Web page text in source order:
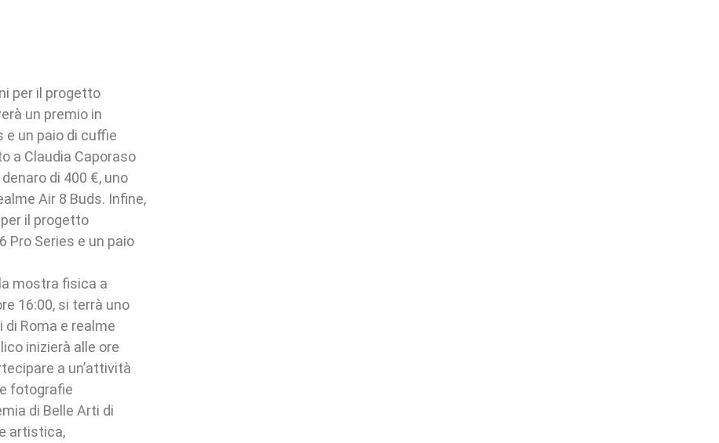
per il progetto
un premio in
e un paio di cuffie
a Claudia Caporaso
di 400 €, uno
Air 8 Buds. Infine,
il progetto
Pro Series e un paio
mostra fisica a
16:00, si terrà uno
Roma e realme
inizierà alle ore
a un’attività
fotografie
di Belle Arti di
artistica,